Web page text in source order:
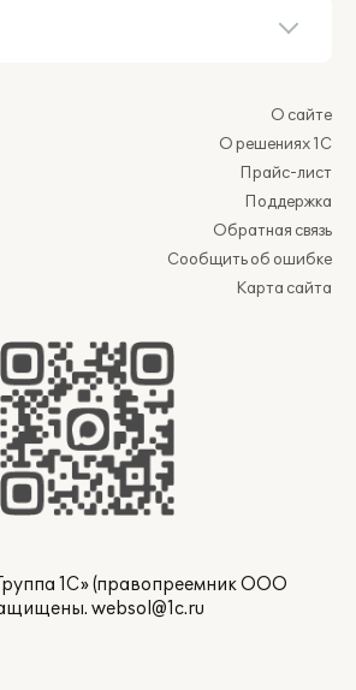
О сайте
О решениях 1С
Прайс-лист
Поддержка
Обратная связь
Сообщить об ошибке
Карта сайта
1С» (правопреемник ООО
websol@1c.ru